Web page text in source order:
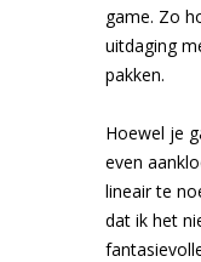
game. Zo
uitdaging
pakken.
Hoewel je
even
lineair te
dat ik het